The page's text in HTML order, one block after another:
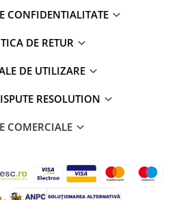
CONFIDENTIALITATE
DE RETUR
DE UTILIZARE
RESOLUTION
COMERCIALE